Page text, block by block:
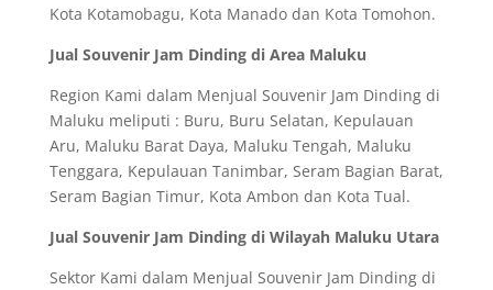
Kota Kotamobagu, Kota Manado dan Kota Tomohon.
Jual Souvenir Jam Dinding di Area Maluku
Region Kami dalam Menjual Souvenir Jam Dinding di
Maluku meliputi : Buru, Buru Selatan, Kepulauan
Aru, Maluku Barat Daya, Maluku Tengah, Maluku
Tenggara, Kepulauan Tanimbar, Seram Bagian Barat,
Seram Bagian Timur, Kota Ambon dan Kota Tual.
Jual Souvenir Jam Dinding di Wilayah Maluku Utara
Sektor Kami dalam Menjual Souvenir Jam Dinding di